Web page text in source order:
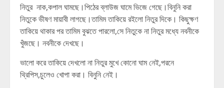
নিতুর নাক,কপাল ঘামছে।পিঠের ব্লাউজ ঘামে ভিজে গেছে।বিনুনি করা
নিতুকে ভীষণ মায়াবী লাগছে।তামিম তাকিয়ে রইলো নিতুর দিকে। কিছুক্ষণ
তাকিয়ে থাকার পর তামিম বুঝতে পারলো,সে নিতুকে না নিতুর মধ্যে নবনীকে
খুঁজছে। নবনীকে দেখছে।
ভালো করে তাকিয়ে দেখলো না নিতুর মুখে কোনো ঘাম নেই,পরনে
থ্রিপিস,চুলেও খোপা করা। বিনুনি নেই।